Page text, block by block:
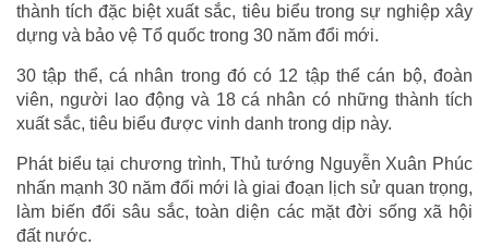
thành tích đặc biệt xuất sắc, tiêu biểu trong sự nghiệp xây
dựng và bảo vệ Tổ quốc trong 30 năm đổi mới.
30 tập thể, cá nhân trong đó có 12 tập thể cán bộ, đoàn
viên, người lao động và 18 cá nhân có những thành tích
xuất sắc, tiêu biểu được vinh danh trong dịp này.
Phát biểu tại chương trình, Thủ tướng Nguyễn Xuân Phúc
nhấn mạnh 30 năm đổi mới là giai đoạn lịch sử quan trọng,
làm biến đổi sâu sắc, toàn diện các mặt đời sống xã hội
đất nước.